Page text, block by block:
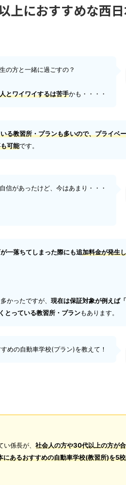
上におすすめな西
の方と一緒に過ごすの？
とワイワイするは苦手かも・・・・
る教習所・プランも多いので、プライベ
可能です。
信があったけど、今はあまり・・・
一落ちてしまった際にも追加料金が発生
かったですが、 現在は保証対象が例えば
とっている教習所・プランもあります。
めの自動車学校(プラン)を教えて！
係長が、 社会人の方や30代以上の方が
にあるおすすめの自動車学校(教習所)を5